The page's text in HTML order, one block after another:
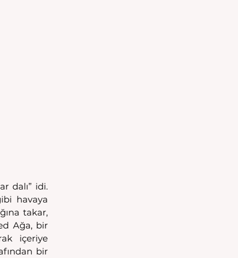
dalı” idi.
havaya
takar,
Ağa, bir
içeriye
bir